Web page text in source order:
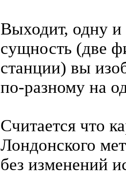
Выходит, одну и
сущность (две
станции) вы
по-разному на
Считается что
Лондонского
без изменений